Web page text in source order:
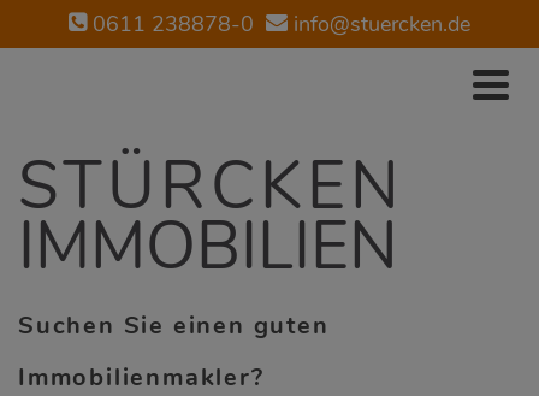
0611 238878-0 info@stuercken.de
STÜRCKEN
IMMOBILIEN
Suchen Sie einen guten
Immobilienmakler?